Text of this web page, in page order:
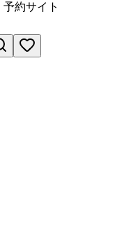
約サイト